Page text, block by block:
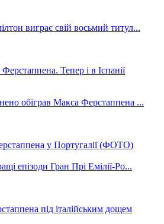
Тепер і в Іспанії
у Португалії (ФОТО)
під італійським дощем